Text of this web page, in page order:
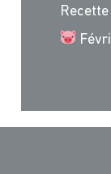
Recette